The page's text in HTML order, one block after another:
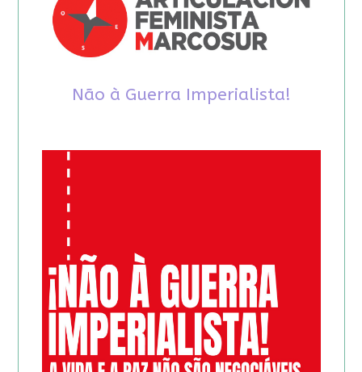
Não à Guerra Imperialista!